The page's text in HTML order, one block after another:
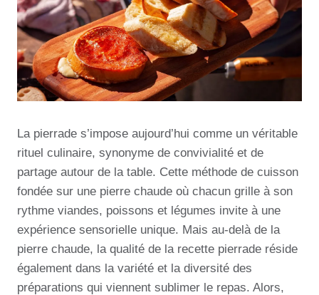
La pierrade s’impose aujourd’hui comme un véritable
rituel culinaire, synonyme de convivialité et de
partage autour de la table. Cette méthode de cuisson
fondée sur une pierre chaude où chacun grille à son
rythme viandes, poissons et légumes invite à une
expérience sensorielle unique. Mais au-delà de la
pierre chaude, la qualité de la recette pierrade réside
également dans la variété et la diversité des
préparations qui viennent sublimer le repas. Alors,